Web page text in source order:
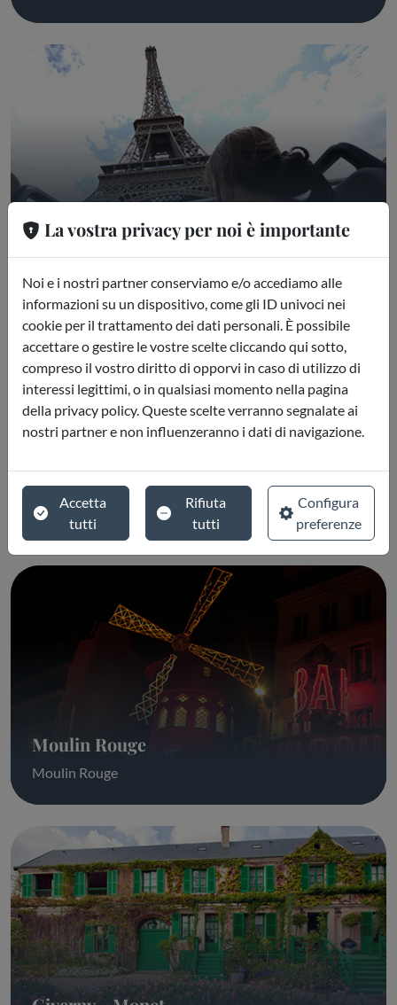
Tour in Bus per Parigi
Mont Saint Michel
Mont Saint Michel
Moulin Rouge
Moulin Rouge
La vostra privacy per noi è importante
Noi e i nostri partner conserviamo e/o accediamo alle
informazioni su un dispositivo, come gli ID univoci nei
cookie per il trattamento dei dati personali. È possibile
accettare o gestire le vostre scelte cliccando qui sotto,
compreso il vostro diritto di opporvi in caso di utilizzo di
interessi legittimi, o in qualsiasi momento nella pagina
della privacy policy. Queste scelte verranno segnalate ai
nostri partner e non influenzeranno i dati di navigazione.
Accetta
tutti
Rifiuta
tutti
Configura
preferenze